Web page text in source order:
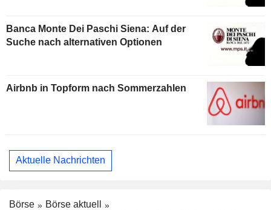
Banca Monte Dei Paschi Siena: Auf der
Suche nach alternativen Optionen
Airbnb in Topform nach Sommerzahlen
Aktuelle Nachrichten
Börse
Börse aktuell